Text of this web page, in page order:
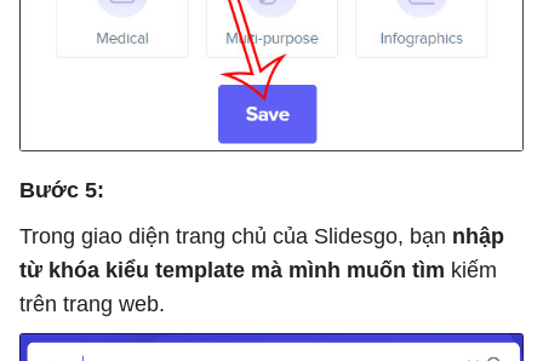
Bước 5:
Trong giao diện trang chủ của Slidesgo, bạn nhập
từ khóa kiểu template mà mình muốn tìm kiếm
trên trang web.